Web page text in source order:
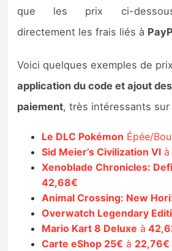
Guides
que les prix ci-dessous
directement les frais liés à
Voici quelques exemples de
application du code et ajout
paiement, très intéressants
Le DLC Pokémon Épée/
Sid Meier’s Civilization VI
Xenoblade Chronicles:
42,68€
Animal Crossing: New
Overwatch Legendary
Mario Kart 8 Deluxe à
Carte eShop 25€ à 22,76€